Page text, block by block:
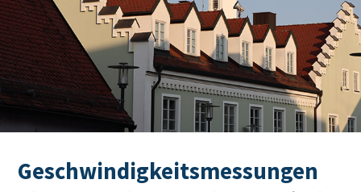
Geschwindigkeitsmessungen